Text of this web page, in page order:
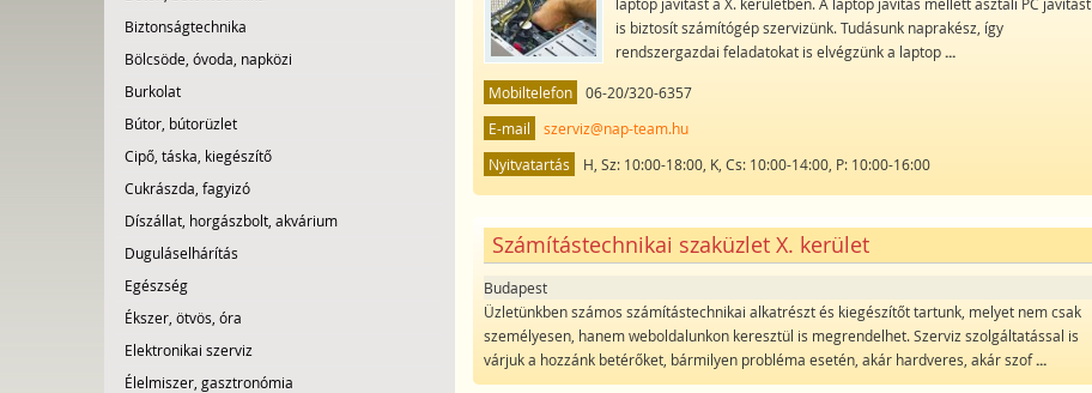
Biztonságtechnika
Bölcsöde, óvoda, napközi
Burkolat
Bútor, bútorüzlet
Cipő, táska, kiegészítő
Cukrászda, fagyizó
Díszállat, horgászbolt, akvárium
Duguláselhárítás
Egészség
Ékszer, ötvös, óra
Elektronikai szerviz
Élelmiszer, gasztronómia
is biztosít számítógép szervizünk. Tudásunk naprakész, így
rendszergazdai feladatokat is elvégzünk a laptop...
Mobiltelefon
06-20/320-6357
E-mail
szerviz@nap-team.hu
Nyitvatartás
H, Sz: 10:00-18:00, K, Cs: 10:00-14:00, P: 10:00-16:00
Számítástechnikai szaküzlet X. kerület
Budapest
Üzletünkben számos számítástechnikai alkatrészt és kiegészítőt tartunk, melyet nem csak
személyesen, hanem weboldalunkon keresztül is megrendelhet. Szerviz szolgáltatással is
várjuk a hozzánk betérőket, bármilyen probléma esetén, akár hardveres, akár szof...